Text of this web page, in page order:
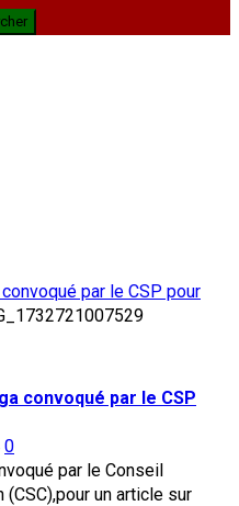
par le CSP pour
convoqué par le CSP
0
par le Conseil
un article sur